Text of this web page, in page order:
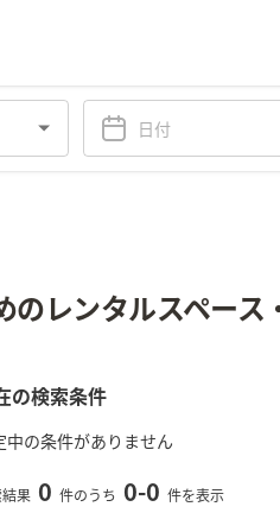
レンタルスペース
の検索条件
中の条件がありません
果 0 件のうち 0-0 件を表示